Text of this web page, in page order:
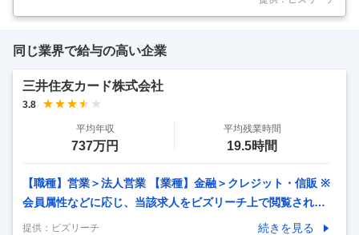
クを活かした質の高い金融…
同じ業界で給与の高い企業
三井住友カード株式会社
3.8
平均年収
737万円
平均残業時間
19.5時間
【職種】営業＞法人営業 【業種】金融＞クレジット・信販 ※
会員属性などに応じ、当該求人をビズリーチ上で閲覧された
際に内容が異なる場合があります 国内最大級のカード会員及
提供： ビズリーチ 続きを見る